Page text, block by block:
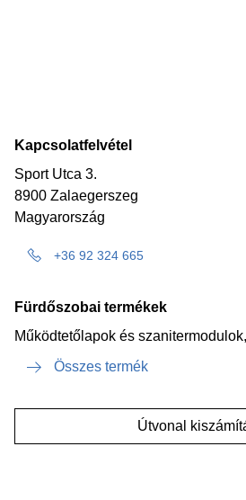
Kapcsolatfelvétel
Sport Utca 3.
8900 Zalaegerszeg
Magyarország
+36 92 324 665
Fürdőszobai termékek
Működtetőlapok és
Összes termék
Útvonal